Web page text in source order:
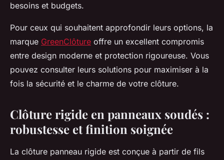
besoins et budgets.
Pour ceux qui souhaitent approfondir leurs options, la
marque GreenClôture offre un excellent compromis
entre design moderne et protection rigoureuse. Vous
pouvez consulter leurs solutions pour maximiser à la
fois la sécurité et le charme de votre clôture.
Clôture rigide en panneaux soudés :
robustesse et finition soignée
La clôture panneau rigide est conçue à partir de fils